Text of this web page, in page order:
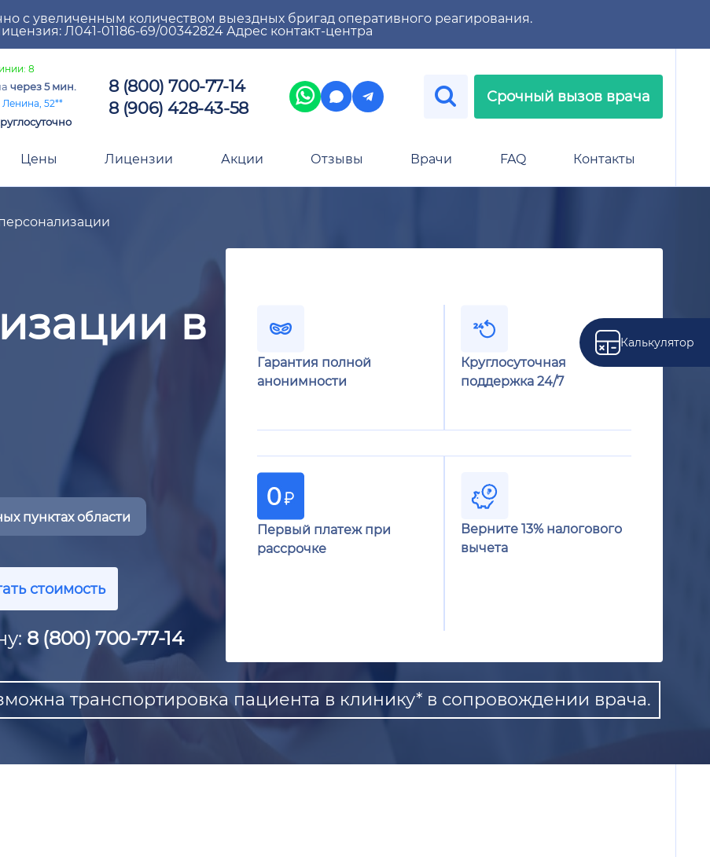
с увеличенным количеством выездных бригад оперативного реагирования.
Л041-01186-69/00342824 Адрес контакт-центра
8
через 5 мин.
52**
8 (800) 700-77-14
8 (906) 428-43-58
Срочный вызов врача
Цены Лицензии Акции Отзывы Врачи FAQ Контакты
Калькулятор
в
пунктах области
стоимость
8 (800) 700-77-14
транспортировка пациента в клинику* в сопровождении врача.
Гарантия полной
анонимности
Круглосуточная
поддержка 24/7
Первый платеж при
рассрочке
Верните 13% налогового
вычета